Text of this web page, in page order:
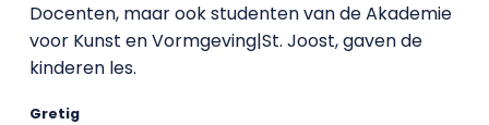
Docenten, maar ook studenten van de Akademie
voor Kunst en Vormgeving|St. Joost, gaven de
kinderen les.
Gretig